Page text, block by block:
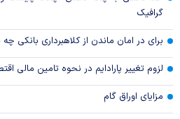
گرافیک
برای در امان ماندن از کلاهبرداری بانکی چه
لزوم تغییر پارادایم در نحوه تامین مالی
مزایای اوراق گام